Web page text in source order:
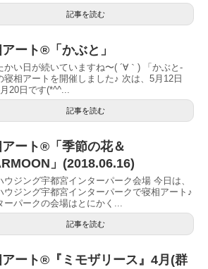
記事を読む
ート®︎「かぶと」
かい日が続いていますね〜( ´∀｀) 「かぶと-
寝相アートを開催しました♪ 次は、5月12日
20日です(*^^...
記事を読む
ート®︎「季節の花＆
」(2018.06.16)
ウジング宇都宮インターパーク会場 今日は、
ウジング宇都宮インターパークで寝相アート♪
ーパークの会場はとにかく...
記事を読む
ート®︎『ミモザリース』4月(群